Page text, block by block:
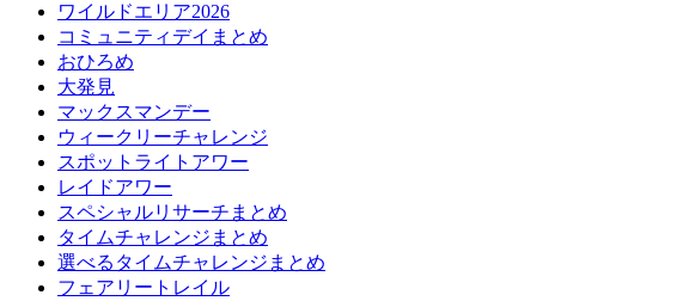
ワイルドエリア2026
コミュニティデイまとめ
おひろめ
大発見
マックスマンデー
ウィークリーチャレンジ
スポットライトアワー
レイドアワー
スペシャルリサーチまとめ
タイムチャレンジまとめ
選べるタイムチャレンジまとめ
フェアリートレイル